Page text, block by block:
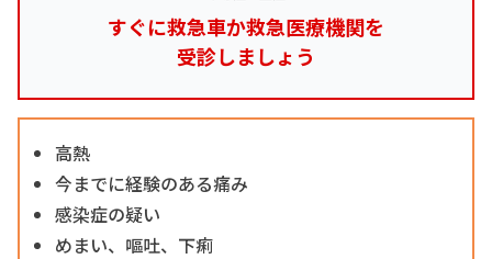
すぐに救急車か救急医療機関を
受診しましょう
高熱
今までに経験のある痛み
感染症の疑い
めまい、嘔吐、下痢